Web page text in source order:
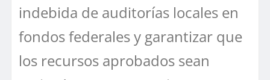
indebida de auditorías locales en
fondos federales y garantizar que
los recursos aprobados sean